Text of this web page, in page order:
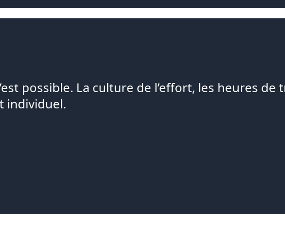
possible. La culture de l’effort, les heures de
individuel.